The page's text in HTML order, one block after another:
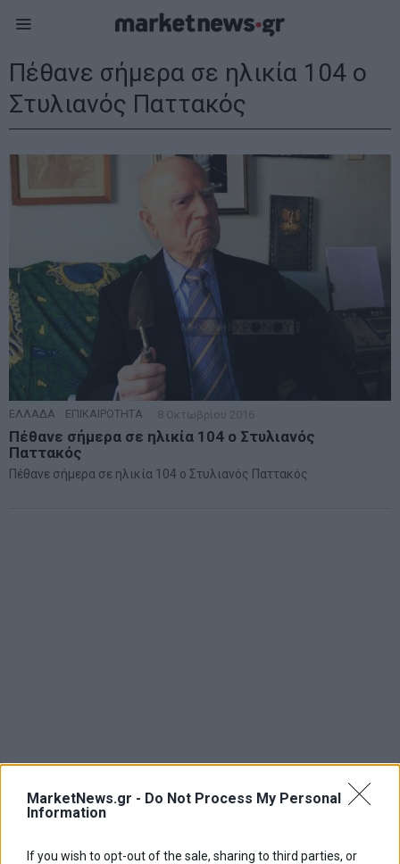
MarketNews.gr - Do Not Process My Personal
Information
If you wish to opt-out of the sale, sharing to third parties, or
Πέθανε σήμερα σε ηλικία 104 ο
Στυλιανός Παττακός
ΕΛΛΑΔΑ ΕΠΙΚΑΙΡΟΤΗΤΑ 8 Οκτωβρίου 2016
Πέθανε σήμερα σε ηλικία 104 ο Στυλιανός
Παττακός
Πέθανε σήμερα σε ηλικία 104 ο Στυλιανός Παττακός
ΑΡΘΡΟΓΡΑΦΟΙ